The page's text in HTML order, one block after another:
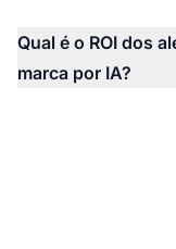
Qual é o ROI dos
marca por IA?